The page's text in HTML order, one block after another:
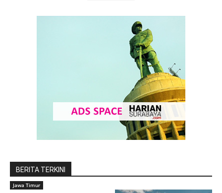
BERITA TERKINI
Jawa Timur